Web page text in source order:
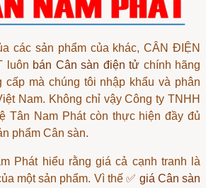
các sản phẩm của khác, CÂN ĐIỆN
luôn bán Cân sàn điện tử chính hãng
cấp mà chúng tôi nhập khẩu và phân
Nam. Không chỉ vậy Công ty TNHH
Tân Nam Phát còn thực hiện đầy đủ
phẩm Cân sàn.
Pháthiểu rằng giá cả cạnh tranh là
một sản phẩm. Vì thế ✅ giá Cân sàn